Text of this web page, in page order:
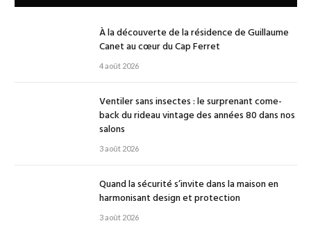
À la découverte de la résidence de Guillaume
Canet au cœur du Cap Ferret
4 août 2026
Ventiler sans insectes : le surprenant come-
back du rideau vintage des années 80 dans nos
salons
3 août 2026
Quand la sécurité s’invite dans la maison en
harmonisant design et protection
3 août 2026